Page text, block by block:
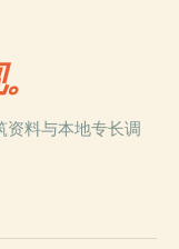
料与本地专长调